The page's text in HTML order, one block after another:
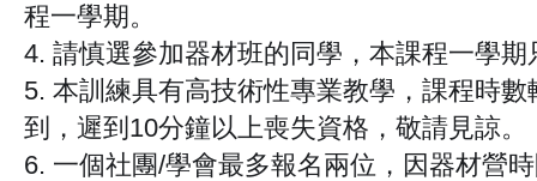
程一學期。
4. 請慎選參加器材班的同學，本課程一學期
5. 本訓練具有高技術性專業教學，課程時
到，遲到10分鐘以上喪失資格，敬請見諒。
6. 一個社團/學會最多報名兩位，因器材營